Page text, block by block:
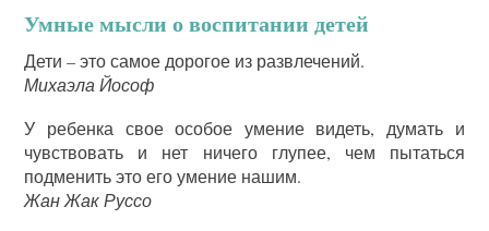
Умные мысли о воспитании детей
Дети – это самое дорогое из развлечений.
Михаэла Йософ
У ребенка свое особое умение видеть, думать и
чувствовать и нет ничего глупее, чем пытаться
подменить это его умение нашим.
Жан Жак Руссо